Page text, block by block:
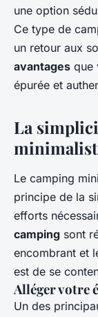
une option
Ce type de
un retour aux
avantages que
épurée et
La
Le camping
principe de la
efforts
camping sont
encombrant et
est de se
Alléger votre
Un des